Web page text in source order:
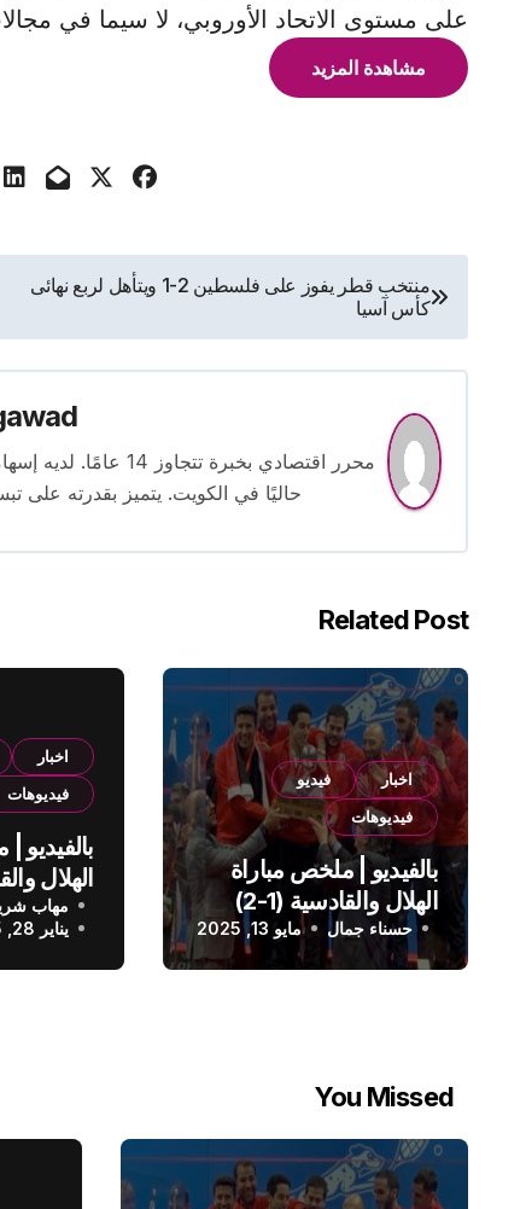
على مستوى الاتحاد الأوروبي، لا سيما في
مشاهدة المزيد
تصفّح
المقالات
منتخب قطر يفوز على فلسطين 2-1 ويتأهل لربع نهائى
كأس آسيا
محرر اقتصادي بخبرة
حاليًا في الكويت. يتميز بقدرته على
Related Post
اخبار
فيديو
فيديوهات
بالفيديو | ملخص مباراة
الهلال والقادسية (1-2)
الدوري السعودي
حسناء جمال مايو 13, 2025
اخبار
فيديوهات
بالفيديو
الدوري
مهاب
يناير 28, 2025
You Missed